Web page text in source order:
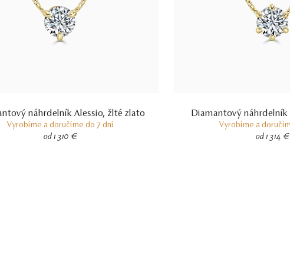
náhrdelník Alessio, žlté zlato
Vyrobíme a doručíme do 7 dní
od 1 310 €
Diamantový náhrdelník
Vyrobíme a
od 1 314 €